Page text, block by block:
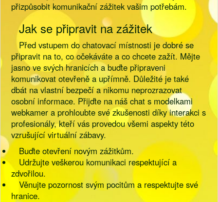
přizpůsobit komunikační zážitek vašim potřebám.
Jak se připravit na zážitek
Před vstupem do chatovací místnosti je dobré se
připravit na to, co očekáváte a co chcete zažít. Mějte
jasno ve svých hranicích a buďte připraveni
komunikovat otevřeně a upřímně. Důležité je také
dbát na vlastní bezpečí a nikomu neprozrazovat
osobní informace. Přijďte na náš chat s modelkami
webkamer a prohloubte své zkušenosti díky interakci s
profesionály, kteří vás provedou všemi aspekty této
vzrušující virtuální zábavy.
Buďte otevření novým zážitkům.
Udržujte veškerou komunikaci respektující a
zdvořilou.
Věnujte pozornost svým pocitům a respektujte své
hranice.